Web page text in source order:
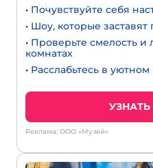
• Почувствуйте себя
• Шоу, которые заставят
• Проверьте смелость и
комнатах
• Расслабьтесь в
Реклама: ООО «Музей»